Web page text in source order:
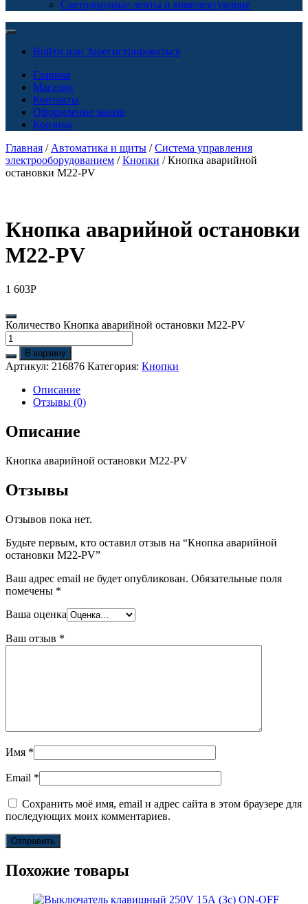
Светодиодные ленты и комплектующие
Войти или Зарегистрироваться
Главная
Магазин
Контакты
Оформление заказа
Корзина
Главная / Автоматика и щиты /Система управления
электрооборудованием /Кнопки / Кнопка аварийной
остановки M22-PV
Кнопка аварийной остановки
M22-PV
1 603Р
Количество Кнопка аварийной остановки M22-PV
В корзину
Артикул: 216876 Категория: Кнопки
Описание
Отзывы (0)
Описание
Кнопка аварийной остановки M22-PV
Отзывы
Отзывов пока нет.
Будьте первым, кто оставил отзыв на “Кнопка аварийной
остановки M22-PV”
Ваш адрес email не будет опубликован. Обязательные поля
помечены *
Ваша оценка
Ваш отзыв *
Имя *
Email *
Сохранить моё имя, email и адрес сайта в этом браузере для
последующих моих комментариев.
Похожие товары